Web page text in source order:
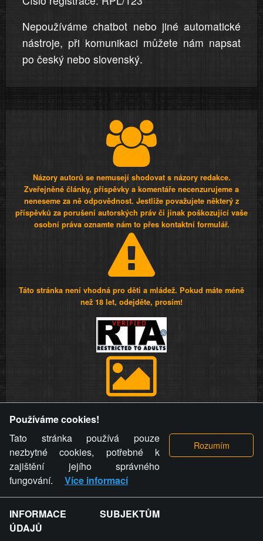
Nepoužíváme chatbot nebo jiné automatické
nástroje, při komunikaci můžete nám napsat
po český nebo slovenský.
Názory autorů se nemusejí shodovat s názory redakce.
Zveřejněné články, příspěvky a komentáře necenzurujeme a
neneseme za ně odpovědnost. Jestliže považujete některý z
příspěvků za porušení autorských práv či jinak poškozující vaše
osobní práva oznamte nám to přes kontaktní formulář.
Táto stránka není vhodná pro děti a mládež. Pokud máte méně
než 18 let, odejděte, prosím!
videa a komentáře. Osoba, které se toto opatření provozovatele
stránky týče, ani osoba, která umístila fotografii nebo video na
stránku, nemůže z důvodu odstranění fotografie, videa nebo
komentáře pro výše uvedenou okolnost uplatnit vůči
provozovateli stránky žádný nárok na náhradu škody nebo
nemajetkové újmy.
ZVRÁCENÝ.CZ - Svět není zvrácenej. To jen
Používáme cookies!
Tato stránka používá pouze
nezbytné cookies, potřebné k
zajištění jejího správného
fungování.
Více informací
INFORMACE SUBJEKTŮM
ÚDAJŮ